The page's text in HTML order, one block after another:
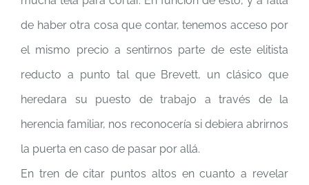
de haber otra cosa que contar, tenemos acceso por
el mismo precio a sentirnos parte de este elitista
reducto a punto tal que Brevett, un clásico que
heredara su puesto de trabajo a través de la
herencia familiar, nos reconocería si debiera abrirnos
la puerta en caso de pasar por allá.
En tren de citar puntos altos en cuanto a revelar